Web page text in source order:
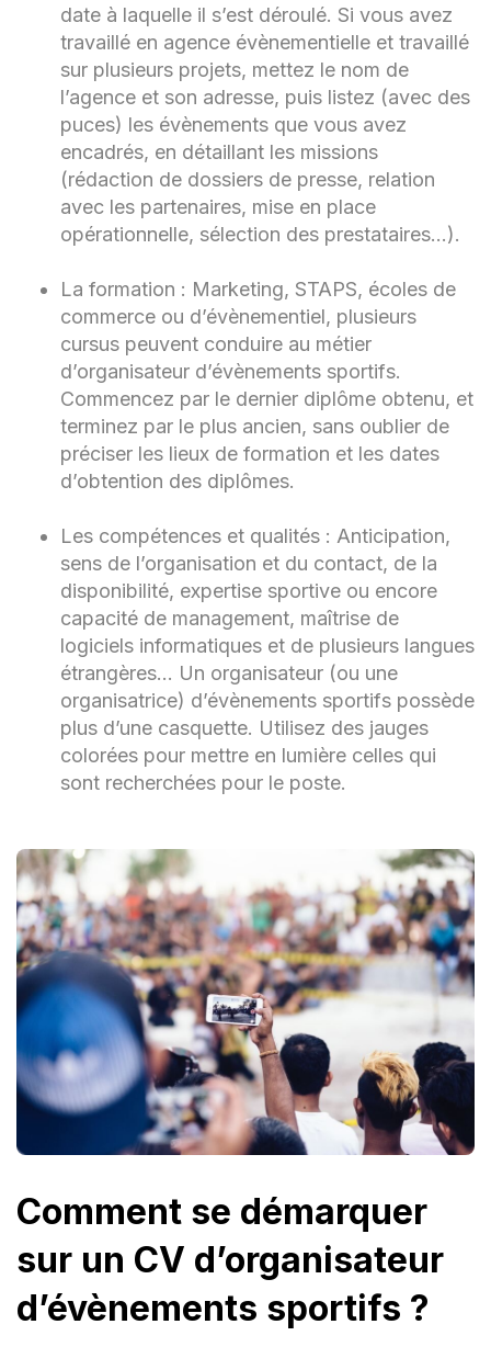
date à laquelle il s’est déroulé. Si vous avez
travaillé en agence évènementielle et travaillé
sur plusieurs projets, mettez le nom de
l’agence et son adresse, puis listez (avec des
puces) les évènements que vous avez
encadrés, en détaillant les missions
(rédaction de dossiers de presse, relation
avec les partenaires, mise en place
opérationnelle, sélection des prestataires…).
La formation : Marketing, STAPS, écoles de
commerce ou d’évènementiel, plusieurs
cursus peuvent conduire au métier
d’organisateur d’évènements sportifs.
Commencez par le dernier diplôme obtenu, et
terminez par le plus ancien, sans oublier de
préciser les lieux de formation et les dates
d’obtention des diplômes.
Les compétences et qualités : Anticipation,
sens de l’organisation et du contact, de la
disponibilité, expertise sportive ou encore
capacité de management, maîtrise de
logiciels informatiques et de plusieurs langues
étrangères… Un organisateur (ou une
organisatrice) d’évènements sportifs possède
plus d’une casquette. Utilisez des jauges
colorées pour mettre en lumière celles qui
sont recherchées pour le poste.
Comment se démarquer
sur un CV d’organisateur
d’évènements sportifs ?